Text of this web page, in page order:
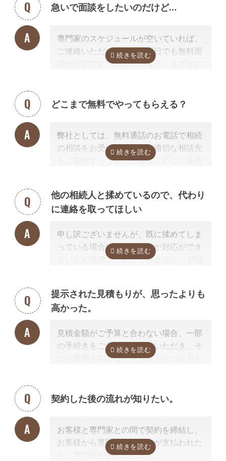
急いで面談をしたいのだけど…
専門家のスケジュールが空いていれば、
ご連絡いただいた当日や翌日でも無料面
談が可能です。お急ぎの場合、まずはお
どこまで無料でやってもらえる？
弊社としては、無料通話のお電話で相続
の相談をお受けすること、適切な相談先
をご案内すること、ご希望に応じて提携
ています。
またご紹介した専門家については、面談
続手続きを明らかにすること、それに対
するお見積りを提示するところまでは無
料で行っています。
クしてほしい」といったご相談は、専門
家の能力を使った実務に当たるため、無
料面談の対象外です。詳しくは専門スタ
他の相続人と揉めているので、代わり
に連絡を取ってほしい
申し訳ございませんが、既に揉めてしま
っている場合は、弁護士しか対応ができ
ないため法律上ご紹介できません。 姉妹
護士事務所に直接ご相談ください。
提示された見積もりが、思ったよりも
高かった。
見積金額がご予算と合わない場合、一部
の手続きをご自身で行っていただき、そ
の分費用を削るなど再見積もりの提示も
らい場合、弊社専門スタッフがお客様に
契約した後の流れが知りたい。
お客様と専門家との間で契約を締結し、
お客様から専門家に着手金が支払われた
ら、専門家が動き出します。